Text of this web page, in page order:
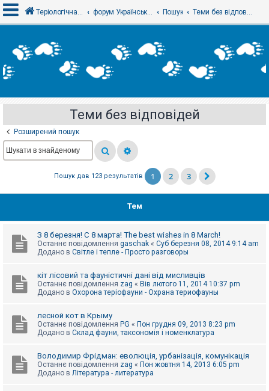
х
і
е
с
т
р
я
е
и
з
е
Теріологічна школа форум Українського теріологічного товариства Пошук Теми без відповідей
Теми без відповідей
Розширений пошук
Пошук дав 123 результатів 1 2 3
Тем
З 8 березня! С 8 марта! The best wishes in 8 March!
Останнє повідомлення gaschak « Суб березня 08, 2014 9:14 am
Додано в Світле і тепле - Просто разговоры
кіт лісовий та фауністичні дані від мисливців
Останнє повідомлення zag « Вів лютого 11, 2014 10:37 pm
Додано в Охорона теріофауни - Охрана териофауны
лесной кот в Крыму
Останнє повідомлення PG « Пон грудня 09, 2013 8:23 pm
Додано в Склад фауни, таксономія і номенклатура
Володимир Фрідман: еволюція, урбанізація, комунікація
Останнє повідомлення zag « Пон жовтня 14, 2013 6:05 pm
Додано в Література - литература